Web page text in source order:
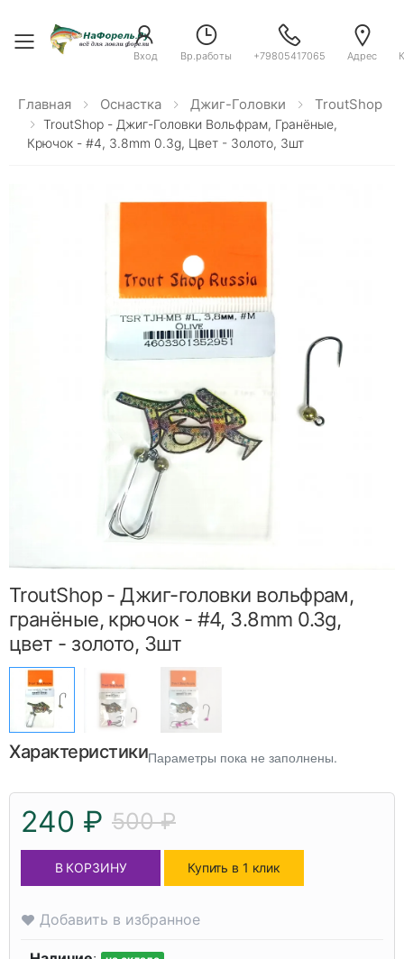
Toggle menu
Вход Вр.работы +79805417065 Адрес
Главная Оснастка Джиг-Головки TroutShop
TroutShop - Джиг-Головки Вольфрам, Гранёные,
Крючок - #4, 3.8mm 0.3g, Цвет - Золото, 3шт
TroutShop - Джиг-головки вольфрам,
гранёные, крючок - #4, 3.8mm 0.3g,
цвет - золото, 3шт
ХарактеристикиПараметры пока не заполнены.
240 ₽ 500 ₽
В КОРЗИНУ Купить в 1 клик
Добавить в избранное